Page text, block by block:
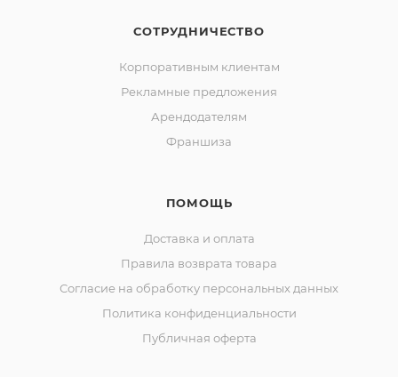
СОТРУДНИЧЕСТВО
Корпоративным клиентам
Рекламные предложения
Арендодателям
Франшиза
ПОМОЩЬ
Доставка и оплата
Правила возврата товара
Согласие на обработку персональных данных
Политика конфиденциальности
Публичная оферта